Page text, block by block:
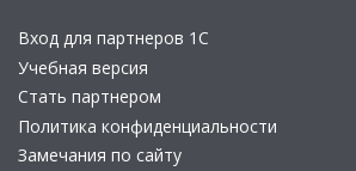
Вход для партнеров 1С
Учебная версия
Стать партнером
Политика конфиденциальности
Замечания по сайту